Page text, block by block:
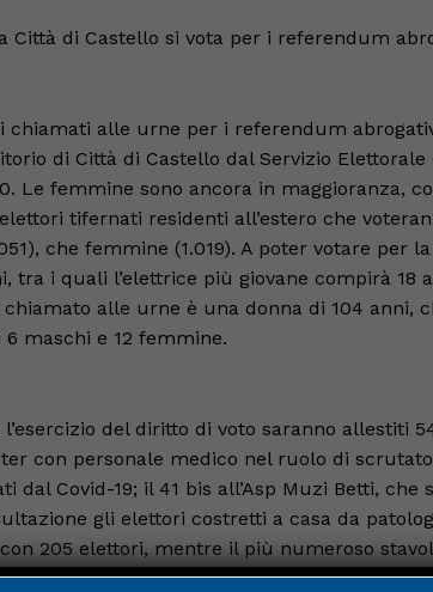
Città di Castello si vota per i referendum
chiamati alle urne per i referendum
di Città di Castello dal Servizio
Le femmine sono ancora in maggioranza,
tifernati residenti all’estero che
che femmine (1.019). A poter votare per
tra i quali l’elettrice più giovane compirà 18
alle urne è una donna di 104 anni,
maschi e 12 femmine.
del diritto di voto saranno allestiti
ter con personale medico nel ruolo di
dal Covid-19; il 41 bis all’Asp Muzi Betti,
gli elettori costretti a casa da
205 elettori, mentre il più numeroso
nel quartiere La Tina, con 802 aventi diritto